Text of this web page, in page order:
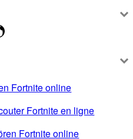
Fortnite online
Fortnite en ligne
Fortnite online